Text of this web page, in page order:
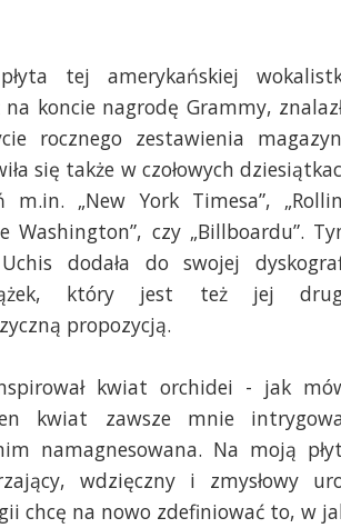
tej amerykańskiej
koncie nagrodę Grammy,
rocznego zestawienia
się także w czołowych
m.in. „New York Timesa”,
Washington”, czy „Billboardu”.
dodała do swojej
który jest też jej
propozycją.
kwiat orchidei - jak
kwiat zawsze mnie
namagnesowana. Na moją
wdzięczny i zmysłowy
chcę na nowo zdefiniować to, w